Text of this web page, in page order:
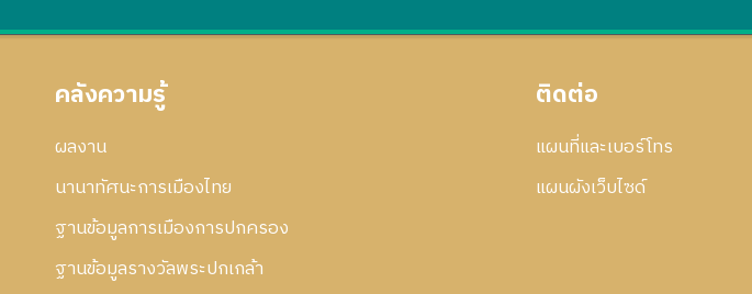
คลังความรู้
ผลงาน
นานาทัศนะการเมืองไทย
ฐานข้อมูลการเมืองการปกครอง
ฐานข้อมูลรางวัลพระปกเกล้า
ติดต่อ
แผนที่และเบอร์โทร
แผนผังเว็บไซด์